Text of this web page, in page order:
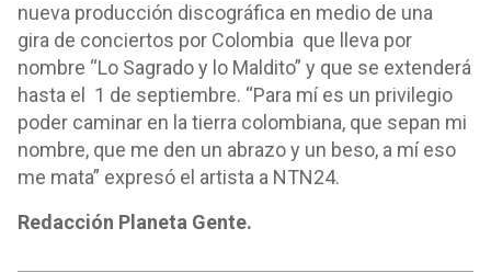
nueva producción discográfica en medio de una
gira de conciertos por Colombia que lleva por
nombre “Lo Sagrado y lo Maldito” y que se extenderá
hasta el 1 de septiembre. “Para mí es un privilegio
poder caminar en la tierra colombiana, que sepan mi
nombre, que me den un abrazo y un beso, a mí eso
me mata” expresó el artista a NTN24.
Redacción Planeta Gente.